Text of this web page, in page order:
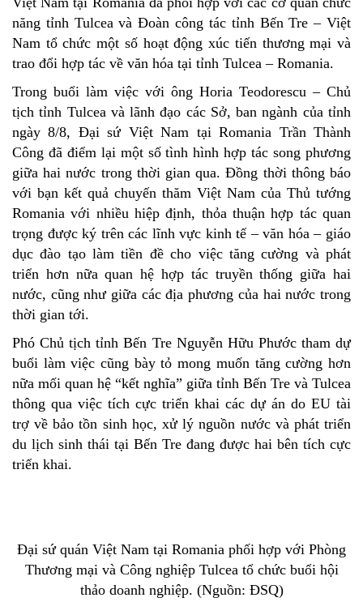
năng tỉnh Tulcea và Đoàn công tác tỉnh Bến Tre – Việt
Nam tổ chức một số hoạt động xúc tiến thương mại và
trao đổi hợp tác về văn hóa tại tỉnh Tulcea – Romania.
Trong buổi làm việc với ông Horia Teodorescu – Chủ
tịch tỉnh Tulcea và lãnh đạo các Sở, ban ngành của tỉnh
ngày 8/8, Đại sứ Việt Nam tại Romania Trần Thành
Công đã điểm lại một số tình hình hợp tác song phương
giữa hai nước trong thời gian qua. Đồng thời thông báo
với bạn kết quả chuyến thăm Việt Nam của Thủ tướng
Romania với nhiều hiệp định, thỏa thuận hợp tác quan
trọng được ký trên các lĩnh vực kinh tế – văn hóa – giáo
dục đào tạo làm tiền đề cho việc tăng cường và phát
triển hơn nữa quan hệ hợp tác truyền thống giữa hai
nước, cũng như giữa các địa phương của hai nước trong
thời gian tới.
Phó Chủ tịch tỉnh Bến Tre Nguyễn Hữu Phước tham dự
buổi làm việc cũng bày tỏ mong muốn tăng cường hơn
nữa mối quan hệ “kết nghĩa” giữa tỉnh Bến Tre và Tulcea
thông qua việc tích cực triển khai các dự án do EU tài
trợ về bảo tồn sinh học, xử lý nguồn nước và phát triển
du lịch sinh thái tại Bến Tre đang được hai bên tích cực
triển khai.
Đại sứ quán Việt Nam tại Romania phối hợp với Phòng
Thương mại và Công nghiệp Tulcea tổ chức buổi hội
thảo doanh nghiệp. (Nguồn: ĐSQ)